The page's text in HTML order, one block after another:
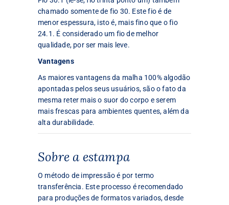
chamado somente de fio 30. Este fio é de
menor espessura, isto é, mais fino que o fio
24.1. É considerado um fio de melhor
qualidade, por ser mais leve.
Vantagens
As maiores vantagens da malha 100% algodão
apontadas pelos seus usuários, são o fato da
mesma reter mais o suor do corpo e serem
mais frescas para ambientes quentes, além da
alta durabilidade.
Sobre a estampa
O método de impressão é por termo
transferência. Este processo é recomendado
para produções de formatos variados, desde